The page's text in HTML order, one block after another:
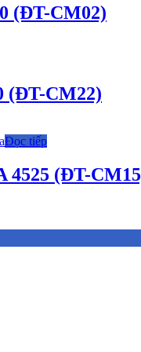
(ĐT-CM02)
(ĐT-CM22)
Đọc tiếp
4525 (ĐT-